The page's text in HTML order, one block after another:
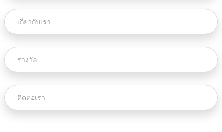
เกี่ยวกับเรา
รางวัล
ติดต่อเรา